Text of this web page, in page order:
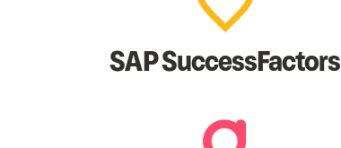
SAP SuccessFactors